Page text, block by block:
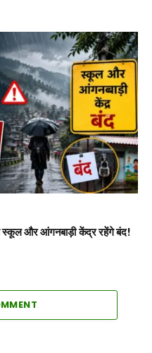
और आंगनबाड़ी केंद्र रहेंगे बंद!